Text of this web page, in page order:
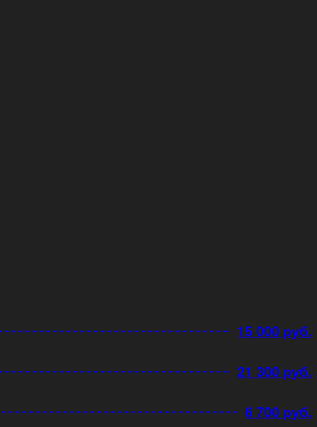
15 000 руб.
21 300 руб.
6 700 руб.